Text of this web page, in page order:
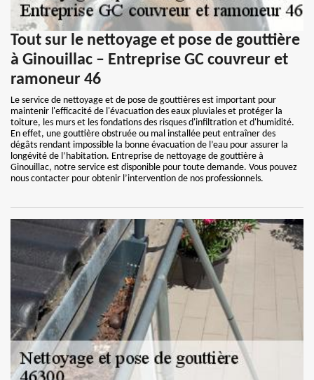
Tout sur le nettoyage et pose de gouttière
à Ginouillac – Entreprise GC couvreur et
ramoneur 46
Le service de nettoyage et de pose de gouttières est important pour
maintenir l'efficacité de l'évacuation des eaux pluviales et protéger la
toiture, les murs et les fondations des risques d'infiltration et d'humidité.
En effet, une gouttière obstruée ou mal installée peut entraîner des
dégâts rendant impossible la bonne évacuation de l’eau pour assurer la
longévité de l’habitation. Entreprise de nettoyage de gouttière à
Ginouillac, notre service est disponible pour toute demande. Vous pouvez
nous contacter pour obtenir l’intervention de nos professionnels.